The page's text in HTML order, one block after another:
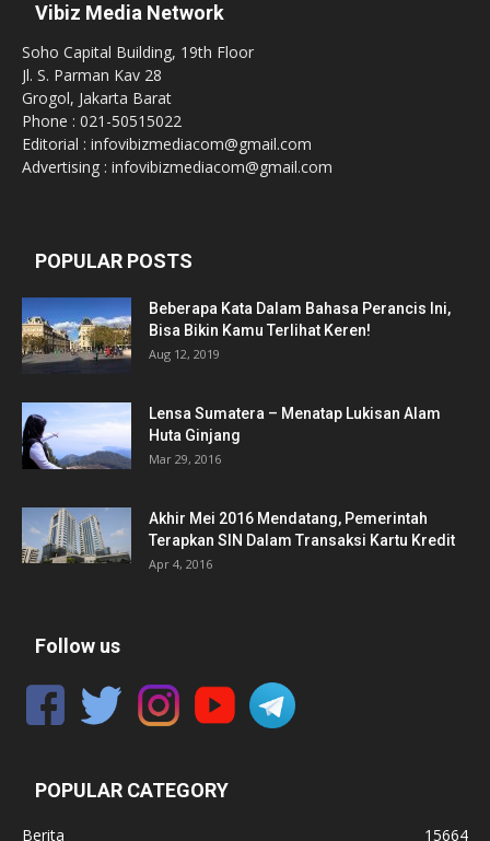
Vibiz Media Network
Soho Capital Building, 19th Floor
Jl. S. Parman Kav 28
Grogol, Jakarta Barat
Phone : 021-50515022
Editorial : infovibizmediacom@gmail.com
Advertising : infovibizmediacom@gmail.com
POPULAR POSTS
Beberapa Kata Dalam Bahasa Perancis Ini,
Bisa Bikin Kamu Terlihat Keren!
Aug 12, 2019
Lensa Sumatera – Menatap Lukisan Alam
Huta Ginjang
Mar 29, 2016
Akhir Mei 2016 Mendatang, Pemerintah
Terapkan SIN Dalam Transaksi Kartu Kredit
Apr 4, 2016
Follow us
POPULAR CATEGORY
Berita 15664